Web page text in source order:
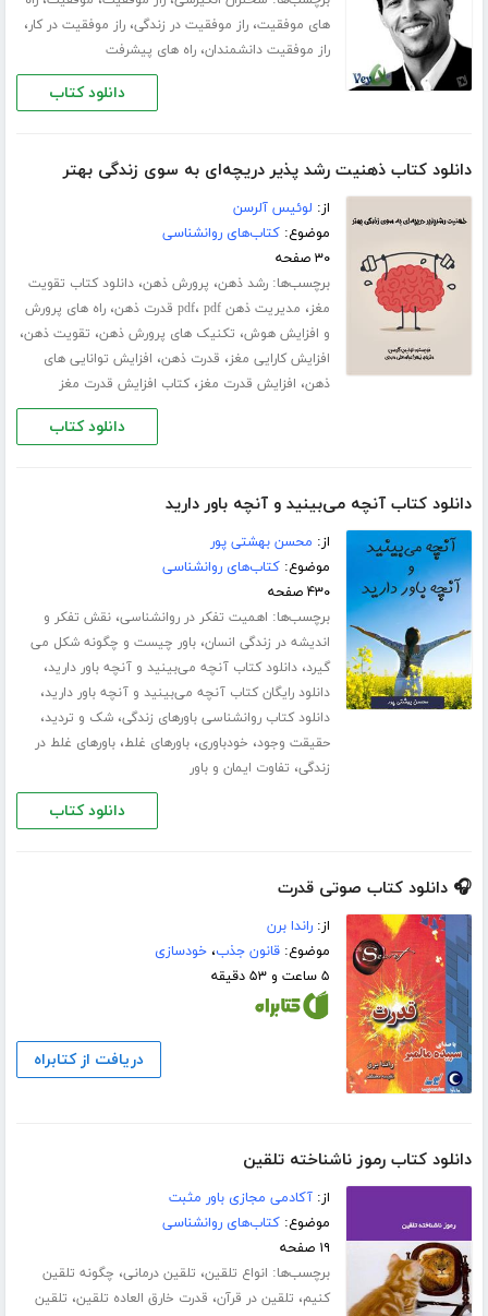
های موفقیت،راز موفقیت در زندگی،راز موفقیت در کار،
راز موفقیت دانشمندان،راه های پیشرفت
دانلود کتاب
دانلود کتاب ذهنیت رشد پذیر دریچه‌ای به سوی زندگی بهتر
از: لوئیس آلرسن
موضوع:کتاب‌های روانشناسی
۳۰ صفحه
برچسب‌ها:رشد ذهن، پرورش ذهن،دانلود کتاب تقویت
مغز، مدیریت ذهن pdf ، pdf قدرت ذهن ،راه های پرورش
و افزایش هوش، تکنیک های پرورش ذهن، تقویت ذهن،
افزایش کارایی مغز، قدرت ذهن، افزایش توانایی های
ذهن، افزایش قدرت مغز،کتاب افزایش قدرت مغز
دانلود کتاب
دانلود کتاب آنچه می‌بینید و آنچه باور دارید
از: محسن بهشتی پور
موضوع:کتاب‌های روانشناسی
۴۳۰ صفحه
برچسب‌ها: اهمیت تفکر در روانشناسی،نقش تفکر و
اندیشه در زندگی انسان،باور چیست و چگونه شکل می
گیرد،دانلود کتاب آنچه می‌بینید و آنچه باور دارید،
دانلود رایگان کتاب آنچه می‌بینید و آنچه باور دارید،
دانلود کتاب روانشناسی باورهای زندگی،شک و تردید،
حقیقت وجود، خودباوری،باورهای غلط،باورهای غلط در
زندگی، تفاوت ایمان و باور
دانلود کتاب
🎧 دانلود کتاب صوتی قدرت
از:راندا برن
موضوع:قانون جذب،خودسازی
۵ ساعت و ۵۳ دقیقه
دریافت از کتابراه
دانلود کتاب رموز ناشناخته تلقین
از:آکادمی مجازی باور مثبت
موضوع:کتاب‌های روانشناسی
۱۹ صفحه
برچسب‌ها: انواع تلقین، تلقین درمانی، چگونه تلقین
کنیم، تلقین در قرآن، قدرت خارق العاده تلقین، تلقین